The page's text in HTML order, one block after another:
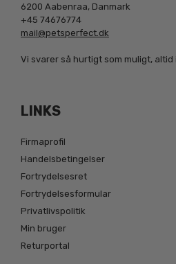
6200 Aabenraa, Danmark
+45 74676774
mail@petsperfect.dk
Vi svarer så hurtigt som muligt,
LINKS
Firmaprofil
Handelsbetingelser
Fortrydelsesret
Fortrydelsesformular
Privatlivspolitik
Min bruger
Returportal